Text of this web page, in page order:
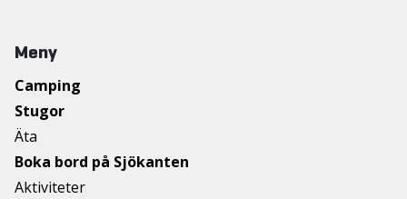
Meny
Camping
Stugor
Äta
Boka bord på Sjökanten
Aktiviteter